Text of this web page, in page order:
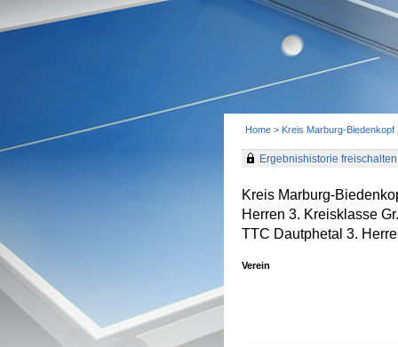
Home > Kreis Marburg-Biedenkopf
Ergebnishistorie freischalten
Kreis Marburg-
Herren 3. Kreisklasse
TTC Dautphetal 3.
Verein